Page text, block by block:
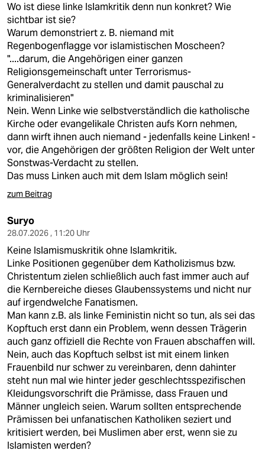
Wo ist diese linke Islamkritik denn nun konkret? Wie
sichtbar ist sie?
Warum demonstriert z. B. niemand mit
Regenbogenflagge vor islamistischen Moscheen?
"....darum, die Angehörigen einer ganzen
Religionsgemeinschaft unter Terrorismus-
Generalverdacht zu stellen und damit pauschal zu
kriminalisieren"
Nein. Wenn Linke wie selbstverständlich die katholische
Kirche oder evangelikale Christen aufs Korn nehmen,
dann wirft ihnen auch niemand - jedenfalls keine Linken! -
vor, die Angehörigen der größten Religion der Welt unter
Sonstwas-Verdacht zu stellen.
Das muss Linken auch mit dem Islam möglich sein!
zum Beitrag
Suryo
28.07.2026 , 11:20 Uhr
Keine Islamismuskritik ohne Islamkritik.
Linke Positionen gegenüber dem Katholizismus bzw.
Christentum zielen schließlich auch fast immer auch auf
die Kernbereiche dieses Glaubenssystems und nicht nur
auf irgendwelche Fanatismen.
Man kann z.B. als linke Feministin nicht so tun, als sei das
Kopftuch erst dann ein Problem, wenn dessen Trägerin
auch ganz offiziell die Rechte von Frauen abschaffen will.
Nein, auch das Kopftuch selbst ist mit einem linken
Frauenbild nur schwer zu vereinbaren, denn dahinter
steht nun mal wie hinter jeder geschlechtsspezifischen
Kleidungsvorschrift die Prämisse, dass Frauen und
Männer ungleich seien. Warum sollten entsprechende
Prämissen bei unfanatischen Katholiken seziert und
kritisiert werden, bei Muslimen aber erst, wenn sie zu
Islamisten werden?